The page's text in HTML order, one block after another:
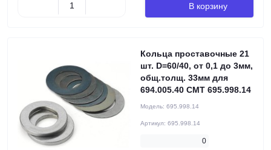
В корзину
Кольца проставочные 21
шт. D=60/40, от 0,1 до 3мм,
общ.толщ. 33мм для
694.005.40 CMT 695.998.14
Модель: 695.998.14
Артикул: 695.998.14
0